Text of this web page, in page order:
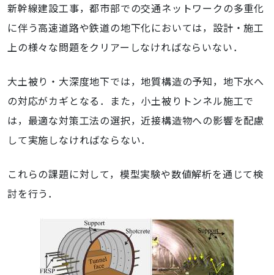
新幹線建設工事，都市部での交通ネットワークの多重化
に伴う高速道路や鉄道の地下化においては，設計・施工
上の様々な問題をクリアーしなければならいない．
大土被り・大深度地下では，地質構造の予知，地下水へ
の対応がカギとなる．また，小土被りトンネル施工で
は，最適な対策工法の選択，近接構造物への影響を配慮
して実施しなければならない．
これらの課題に対して，模型実験や数値解析を通じて検
討を行う．